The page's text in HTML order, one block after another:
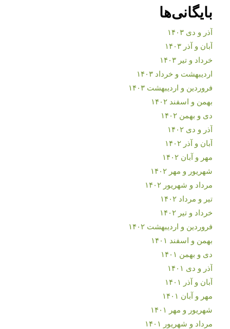
بایگانی‌ها
آذر و دی ۱۴۰۳
آبان و آذر ۱۴۰۳
خرداد و تیر ۱۴۰۳
اردیبهشت و خرداد ۱۴۰۳
فروردین و اردیبهشت ۱۴۰۳
بهمن و اسفند ۱۴۰۲
دی و بهمن ۱۴۰۲
آذر و دی ۱۴۰۲
آبان و آذر ۱۴۰۲
مهر و آبان ۱۴۰۲
شهریور و مهر ۱۴۰۲
مرداد و شهریور ۱۴۰۲
تیر و مرداد ۱۴۰۲
خرداد و تیر ۱۴۰۲
فروردین و اردیبهشت ۱۴۰۲
بهمن و اسفند ۱۴۰۱
دی و بهمن ۱۴۰۱
آذر و دی ۱۴۰۱
آبان و آذر ۱۴۰۱
مهر و آبان ۱۴۰۱
شهریور و مهر ۱۴۰۱
مرداد و شهریور ۱۴۰۱